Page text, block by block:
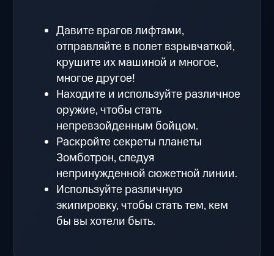
Давите врагов лифтами,
отправляйте в полет взрывчаткой,
крушите их машиной и многое,
многое другое!
Находите и используйте различное
оружие, чтобы стать
непревзойденным бойцом.
Раскройте секреты планеты
Зомботрон, следуя
непринужденной сюжетной линии.
Используйте различную
экипировку, чтобы стать тем, кем
бы вы хотели быть.